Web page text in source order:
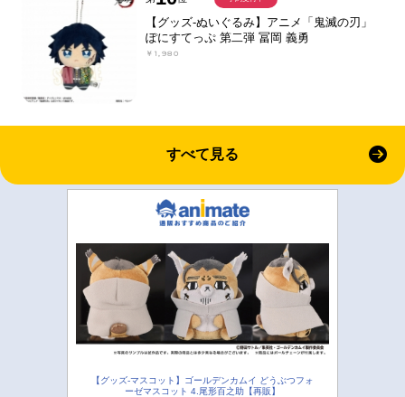
【グッズ-ぬいぐるみ】アニメ「鬼滅の刃」
ぽにすてっぷ 第二弾 冨岡 義勇
￥1,980
すべて見る
【グッズ-マスコット】ゴールデンカムイ どうぶつフォ
ーゼマスコット 4.尾形百之助【再販】